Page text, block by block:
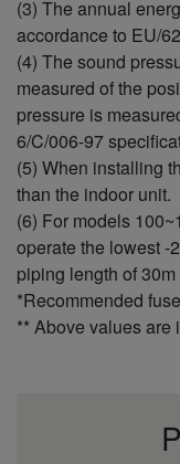
Hlađenje -ulazna
snaga (min)
kW
Hlađenje -ulazna
snaga (maks.)
kW
Godišnja potrošnja
energije hlađenje
(3)
kWh/a
Kapacitet grejanja
(nominalno)
kW
Kapacitet
zagrevanja (min.)
kW
Kapacitet
zagrevanja (maks.)
kW
COP (nominalno)
(1)
W/W
COP (min) (1)
W/W
(3) The annual
accordance to EU/
(4) The sound
measured of the
pressure is
6/C/006-97
(5) When installing
than the indoor unit.
(6) For models
operate the lowest -
piping length of 30m
*Recommended
** Above values